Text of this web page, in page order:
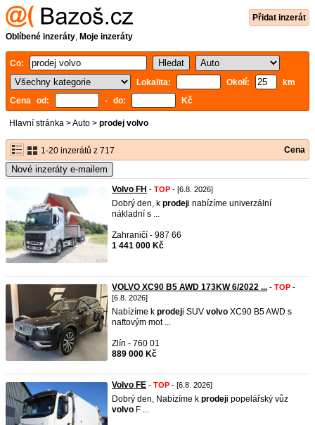
Přidat inzerát
Oblíbené inzeráty, Moje inzeráty
Co:
Lokalita:
Okolí:
km
Cena od:
- do: Kč
Hlavní stránka >Auto > prodej volvo
1-20 inzerátů z 717 Cena
Nové inzeráty e-mailem
Volvo FH - TOP - [6.8. 2026]
Dobrý den, k prodeji nabízíme univerzální
nákladní s ...
Zahraničí - 987 66
1 441 000 Kč
VOLVO XC90 B5 AWD 173KW 6/2022 ... - TOP -
[6.8. 2026]
Nabízíme k prodeji SUV volvo XC90 B5 AWD s
naftovým mot ...
Zlín - 760 01
889 000 Kč
Volvo FE - TOP - [6.8. 2026]
Dobrý den, Nabízíme k prodeji popelářský vůz
volvo F ...